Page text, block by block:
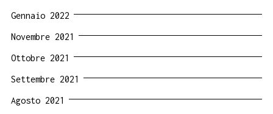
Gennaio 2022
Novembre 2021
Ottobre 2021
Settembre 2021
Agosto 2021